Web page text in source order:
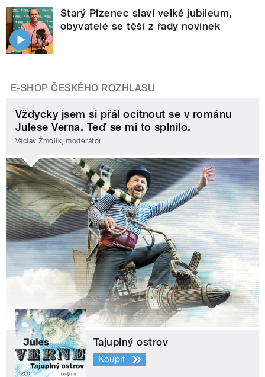
Starý Plzenec slaví velké jubileum,
obyvatelé se těší z řady novinek
E-SHOP ČESKÉHO ROZHLASU
Vždycky jsem si přál ocitnout se v románu
Julese Verna. Teď se mi to splnilo.
Václav Žmolík, moderátor
Tajuplný ostrov
Koupit